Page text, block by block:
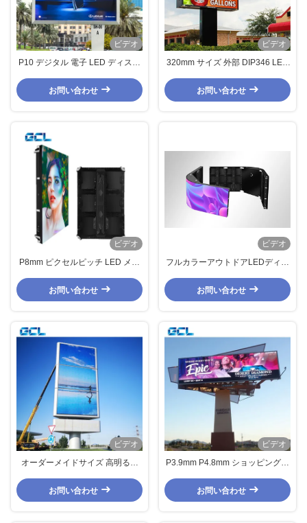
ビデオ
P10 デジタル 電子 LED ディスプ
プレイ ブラック フィックス 掲示
板
お問い合わせ
ビデオ
320mm サイズ 外部 DIP346 LED
お問い合わせ
ビデオ
P8mm ピクセルピッチ LED メデ
ート LED 工場ディスプレイ
お問い合わせ
ビデオ
フルカラーアウトドアLEDディス
LED工場ディスプレイ
お問い合わせ
ビデオ
オーダーメイドサイズ 高明るさ
ントLED画面
お問い合わせ
ビデオ
P3.9mm P4.8mm ショッピングモ
ィスプレイボード
お問い合わせ